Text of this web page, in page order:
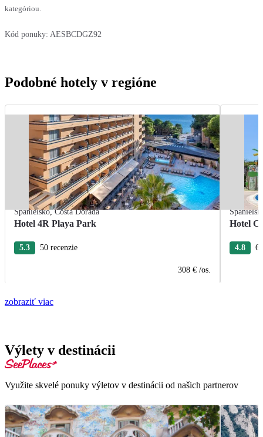
kategóriou.
Kód ponuky: AESBCDGZ92
Podobné hotely v regióne
Španielsko,Costa Dorada
Hotel 4R Playa Park
5.3 50 recenzie
308 € /os.
Hotel
4.8 6
zobraziť viac
Výlety v destinácii
Využite skvelé ponuky výletov v destinácii od našich partnerov